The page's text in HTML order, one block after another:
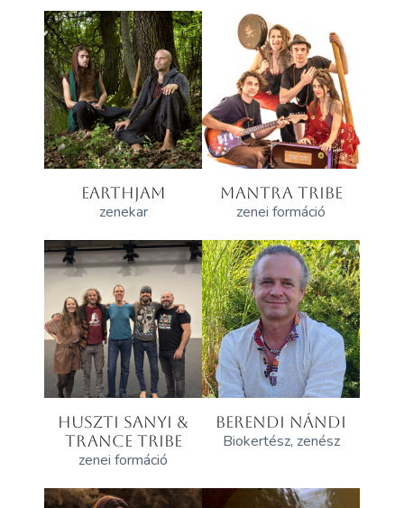
EARTHJAM
zenekar
MANTRA TRIBE
zenei formáció
HUSZTI SANYI &
TRANCE TRIBE
zenei formáció
BERENDI NÁNDI
Biokertész, zenész